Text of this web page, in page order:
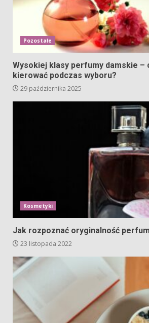
Pozostałe
Wysokiej klasy perfumy damskie –
kierować podczas wyboru?
29 października 2025
Kosmetyki
Jak rozpoznać oryginalność
23 listopada 2022